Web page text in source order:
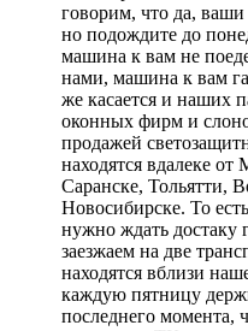
говорим, что да,
но подождите до
машина к вам не
нами, машина к вам
же касается и наших
оконных фирм и
продажей
находятся вдалеке
Саранске, Тольятти,
Новосибирске. То
нужно ждать достаку
заезжаем на две
находятся вблизи
каждую пятницу
последнего момента,